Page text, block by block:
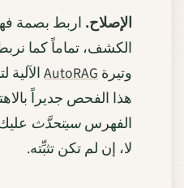
الإصلاح. اربط بصمة
الكشف، تماماً كما
وتيرة AutoRAG
هذا الفحص جديراً
الفهرس سيتحدَّث
لا، إن لم تكن تثبِّته.